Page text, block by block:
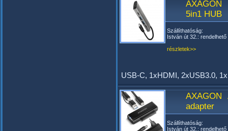
AXAGON
5in1 HUB
Szállíthatóság:
István út 32.: rendelhető
részletek>>
USB-C, 1xHDMI, 2xUSB3.0,
adapter
Szállíthatóság:
István út 32.: rendelhető